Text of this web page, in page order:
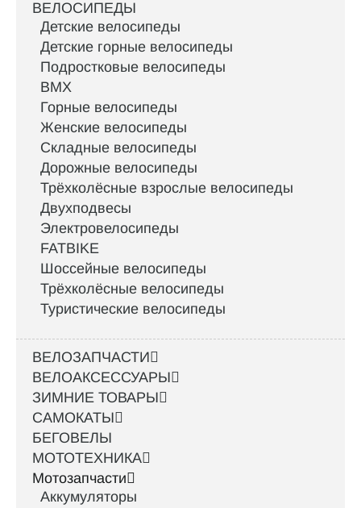
ВЕЛОСИПЕДЫ
Детские велосипеды
Детские горные велосипеды
Подростковые велосипеды
BMX
Горные велосипеды
Женские велосипеды
Складные велосипеды
Дорожные велосипеды
Трёхколёсные взрослые велосипеды
Двухподвесы
Электровелосипеды
FATBIKE
Шоссейные велосипеды
Трёхколёсные велосипеды
Туристические велосипеды
ВЕЛОЗАПЧАСТИ
ВЕЛОАКСЕССУАРЫ
ЗИМНИЕ ТОВАРЫ
САМОКАТЫ
БЕГОВЕЛЫ
МОТОТЕХНИКА
Мотозапчасти
Аккумуляторы